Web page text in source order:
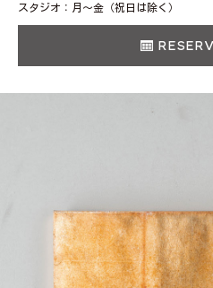
スタジオ：月〜金（祝日は除く）